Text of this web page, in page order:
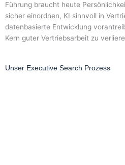
Führung braucht heute
sicher einordnen, KI sinnvoll in
datenbasierte Entwicklung
Kern guter Vertriebsarbeit zu
Unser Executive Search Prozess